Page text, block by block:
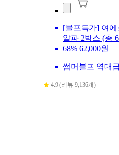
[블프특가] 여
알파 2박스 (총
68% 62,000원
썸머블프 역대
4.9 (리뷰 9,136개)